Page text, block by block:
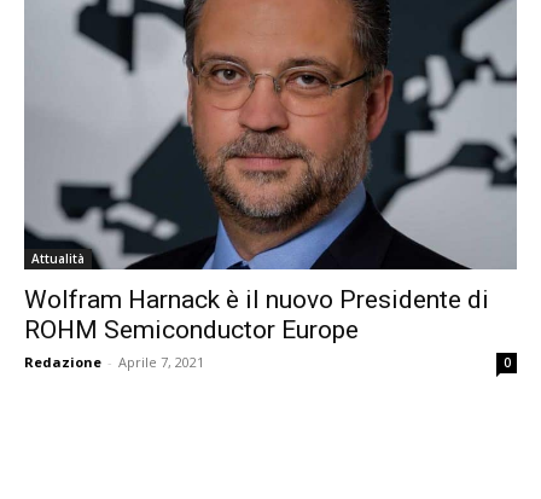
Attualità
Wolfram Harnack è il nuovo Presidente di
ROHM Semiconductor Europe
Redazione - Aprile 7, 2021 0